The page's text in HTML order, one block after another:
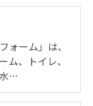
ォーム」は、
ム、トイレ、
…